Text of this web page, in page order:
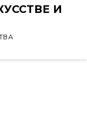
И